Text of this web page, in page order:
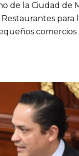
de la Ciudad de
para
comercios